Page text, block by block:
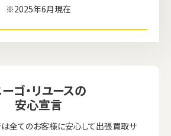
※2025年6月現在
ゴ・リユースの
安心宣言
は全てのお客様に安心して出張買取サ